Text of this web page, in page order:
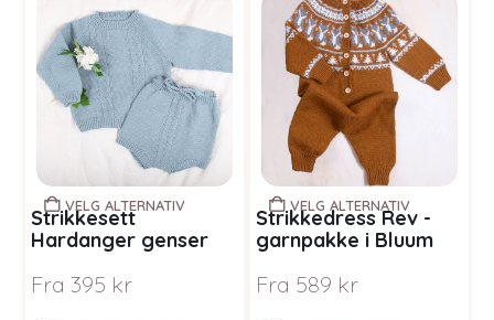
VELG ALTERNATIV
Strikkesett
Hardanger genser
garnpakke i Bluum
Fra 395 kr
VELG ALTERNATIV
Strikkedress Rev -
garnpakke i Bluum
Fra 589 kr